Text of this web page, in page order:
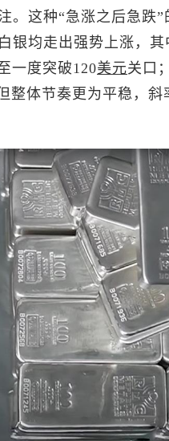
。这种“急涨之后急跌
银均走出强势上涨，
一度突破120美元关口
体节奏更为平稳，斜